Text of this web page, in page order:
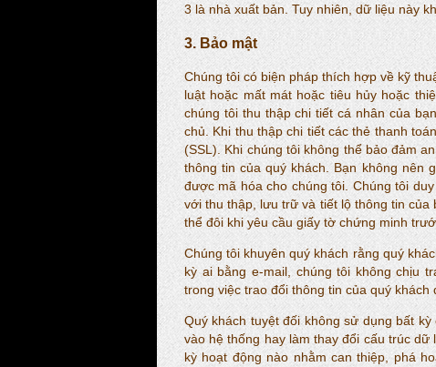
3 là nhà xuất bản. Tuy nhiên, dữ liệu này
3. Bảo mật
Chúng tôi có biện pháp thích hợp về kỹ
luật hoặc mất mát hoặc tiêu hủy hoặc
chúng tôi thu thập chi tiết cá nhân của
chủ. Khi thu thập chi tiết các thẻ thanh
(SSL). Khi chúng tôi không thể bảo đảm
thông tin của quý khách. Bạn không nên
được mã hóa cho chúng tôi. Chúng tôi
với thu thập, lưu trữ và tiết lộ thông tin
thể đôi khi yêu cầu giấy tờ chứng minh
Chúng tôi khuyên quý khách rằng quý
kỳ ai bằng e-mail, chúng tôi không chịu
trong việc trao đổi thông tin của quý khách
Quý khách tuyệt đối không sử dụng bất
vào hệ thống hay làm thay đổi cấu trúc
kỳ hoạt động nào nhằm can thiệp, phá